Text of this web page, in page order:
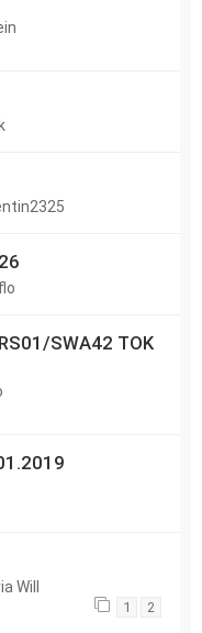
SWA42 TOK
Will
1 2